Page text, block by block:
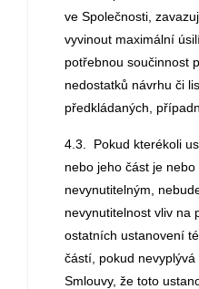
ve Společnosti,
vyvinout maximální
potřebnou součinnost
nedostatků návrhu či
předkládaných,
4.3. Pokud kterékoli
nebo jeho část je
nevynutitelným,
nevynutitelnost vliv na
ostatních ustanovení
částí, pokud
Smlouvy, že toto